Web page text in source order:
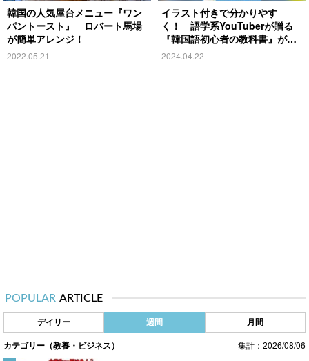
韓国の人気屋台メニュー『ワン
パントースト』 ロバート馬場
が簡単アレンジ！
2022.05.21
イラスト付きで分かりやす
く！ 語学系YouTuberが贈る
『韓国語初心者の教科書』が発
売
2024.04.22
POPULAR ARTICLE
デイリー 週間 月間
カテゴリー（教養・ビジネス） 集計：2026/08/06